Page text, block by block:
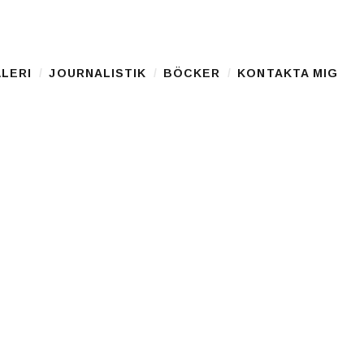
JOURNALISTIK BÖCKER KONTAKTA MIG